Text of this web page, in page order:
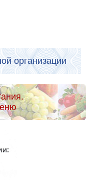
организации